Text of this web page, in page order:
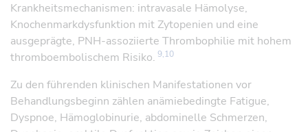
Krankheitsmechanismen: intravasale Hämolyse,
Knochenmarkdysfunktion mit Zytopenien und eine
ausgeprägte, PNH-assoziierte Thrombophilie mit hohem
thromboembolischem Risiko. 9,10
Zu den führenden klinischen Manifestationen vor
Behandlungsbeginn zählen anämiebedingte Fatigue,
Dyspnoe, Hämoglobinurie, abdominelle Schmerzen,